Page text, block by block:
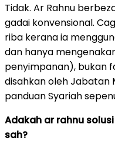
Tidak. Ar Rahnu
gadai konvensional.
riba kerana ia
dan hanya
penyimpanan), bukan
disahkan oleh Jabatan
panduan Syariah
Adakah ar rahnu
sah?